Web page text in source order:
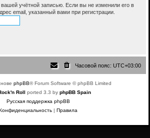
к
учётной записью. Если вы не изменили его в
email, указанный вами при регистрации.
Часовой пояс: UTC+03:00
phpBB® Forum Software © phpBB Limited
Roll ported 3.3 by phpBB Spain
Русская поддержка phpBB
| Правила